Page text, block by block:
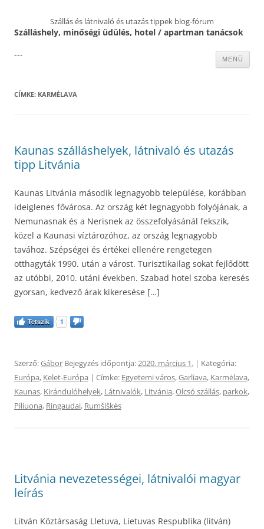
Szállás és látnivaló és utazás tippek blog-fórum
Szálláshely, minőségi üdülés, hotel / apartman tanácsok
MENÜ
---
CÍMKE: KARMĖLAVA
Kaunas szálláshelyek, látnivaló és utazás
tipp Litvánia
Kaunas Litvánia második legnagyobb települése, korábban
ideiglenes fővárosa. Az ország két legnagyobb folyójának, a
Nemunasnak és a Nerisnek az összefolyásánál fekszik,
közel a Kaunasi víztározóhoz, az ország legnagyobb
tavához. Szépségei és értékei ellenére rengetegen
otthagyták 1990. után a várost. Turisztikailag sokat fejlődött
az utóbbi, 2010. utáni években. Szabad hotel szoba keresés
gyorsan, kedvező árak kikeresése […]
Tetszik 1
Szerző:Gábor Bejegyzés időpontja:2020. március 1. | Kategória:
Európa, Kelet-Európa | Címke: Egyetemi város,Garliava, Karmėlava,
Kaunas, Kirándulóhelyek, Látnivalók, Litvánia,Olcsó szállás, parkok,
Piliuona, Ringaudai, Rumšiškės
Litvánia nevezetességei, látnivalói magyar
leírás
Litván Köztársaság Lletuva, Lietuvas Respublika (litván)